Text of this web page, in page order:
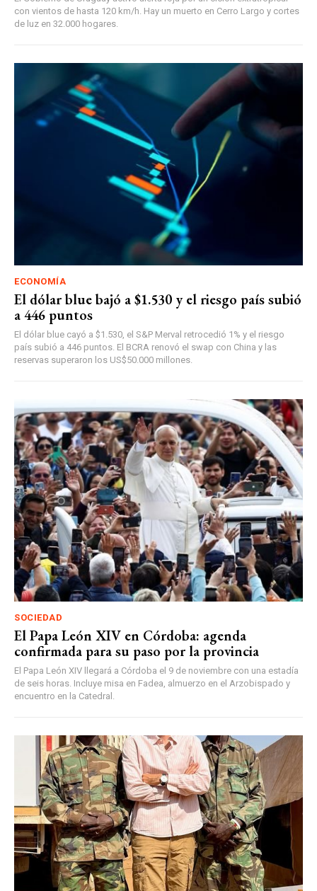
con vientos de hasta 120 km/h. Hay un muerto en Cerro Largo y cortes
de luz en 32.000 hogares.
ECONOMÍA
El dólar blue bajó a $1.530 y el riesgo país subió
a 446 puntos
El dólar blue cayó a $1.530, el S&P Merval retrocedió 1% y el riesgo
país subió a 446 puntos. El BCRA renovó el swap con China y las
reservas superaron los US$50.000 millones.
SOCIEDAD
El Papa León XIV en Córdoba: agenda
confirmada para su paso por la provincia
El Papa León XIV llegará a Córdoba el 9 de noviembre con una estadía
de seis horas. Incluye misa en Fadea, almuerzo en el Arzobispado y
encuentro en la Catedral.